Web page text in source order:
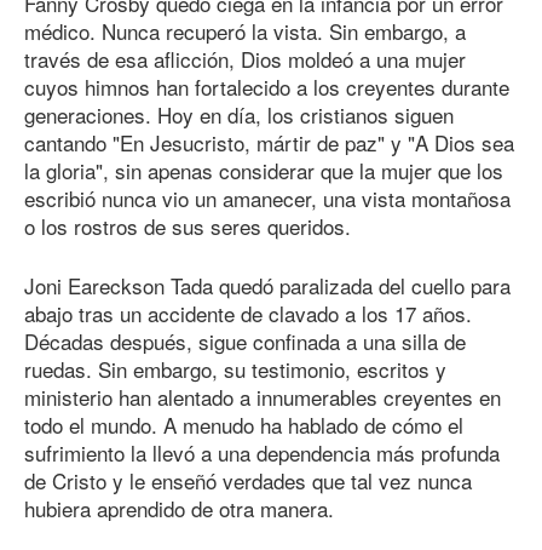
médico. Nunca recuperó la vista. Sin embargo, a
través de esa aflicción, Dios moldeó a una mujer
cuyos himnos han fortalecido a los creyentes durante
generaciones. Hoy en día, los cristianos siguen
cantando "En Jesucristo, mártir de paz" y "A Dios sea
la gloria", sin apenas considerar que la mujer que los
escribió nunca vio un amanecer, una vista montañosa
o los rostros de sus seres queridos.
Joni Eareckson Tada quedó paralizada del cuello para
abajo tras un accidente de clavado a los 17 años.
Décadas después, sigue confinada a una silla de
ruedas. Sin embargo, su testimonio, escritos y
ministerio han alentado a innumerables creyentes en
todo el mundo. A menudo ha hablado de cómo el
sufrimiento la llevó a una dependencia más profunda
de Cristo y le enseñó verdades que tal vez nunca
hubiera aprendido de otra manera.